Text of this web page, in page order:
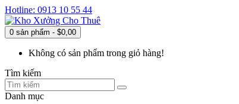
Hotline: 0913 10 55 44
0 sản phẩm - $0,00
Không có sản phẩm trong giỏ hàng!
Tìm kiếm
Danh mục